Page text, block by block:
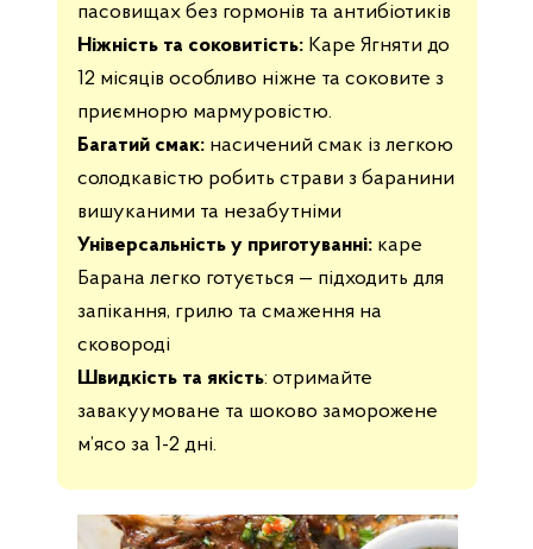
пасовищах без гормонів та антибіотиків
Ніжність та соковитість: Каре Ягняти до
12 місяців особливо ніжне та соковите з
приємнорю мармуровістю.
Багатий смак: насичений смак із легкою
солодкавістю робить страви з баранини
вишуканими та незабутніми
Універсальність у приготуванні: каре
Барана легко готується — підходить для
запікання, грилю та смаження на
сковороді
Швидкість та якість: отримайте
завакуумоване та шоково заморожене
м’ясо за 1-2 дні.